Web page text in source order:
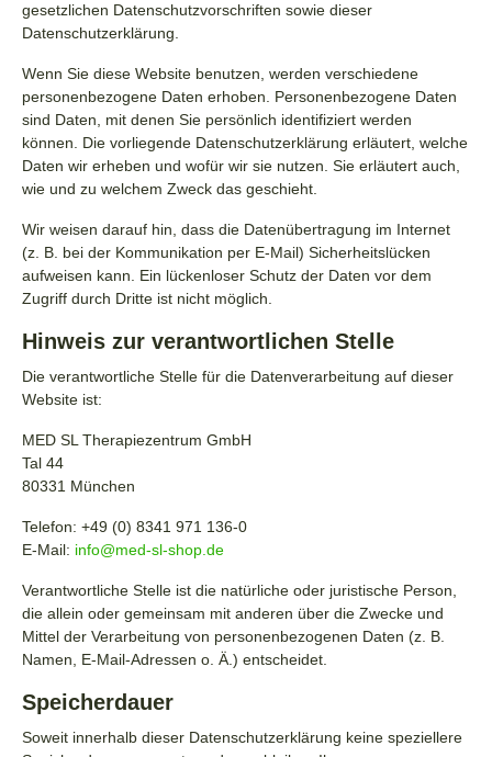
gesetzlichen Datenschutzvorschriften sowie dieser
Datenschutzerklärung.
Wenn Sie diese Website benutzen, werden verschiedene
personenbezogene Daten erhoben. Personenbezogene Daten
sind Daten, mit denen Sie persönlich identifiziert werden
können. Die vorliegende Datenschutzerklärung erläutert, welche
Daten wir erheben und wofür wir sie nutzen. Sie erläutert auch,
wie und zu welchem Zweck das geschieht.
Wir weisen darauf hin, dass die Datenübertragung im Internet
(z. B. bei der Kommunikation per E-Mail) Sicherheitslücken
aufweisen kann. Ein lückenloser Schutz der Daten vor dem
Zugriff durch Dritte ist nicht möglich.
Hinweis zur verantwortlichen Stelle
Die verantwortliche Stelle für die Datenverarbeitung auf dieser
Website ist:
MED SL Therapiezentrum GmbH
Tal 44
80331 München
Telefon: +49 (0) 8341 971 136-0
E-Mail: info@med-sl-shop.de
Verantwortliche Stelle ist die natürliche oder juristische Person,
die allein oder gemeinsam mit anderen über die Zwecke und
Mittel der Verarbeitung von personenbezogenen Daten (z. B.
Namen, E-Mail-Adressen o. Ä.) entscheidet.
Speicherdauer
Soweit innerhalb dieser Datenschutzerklärung keine speziellere